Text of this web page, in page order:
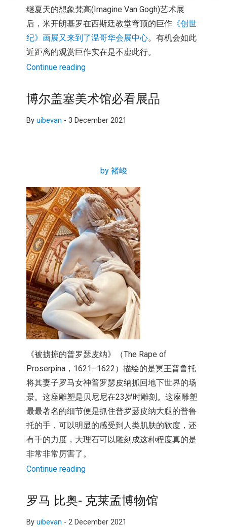
继夏天的想象梵高(Imagine Van Gogh)艺术展
后，米开朗基罗在西斯廷教堂穹顶的巨作《创世
纪》画展又来到了温哥华会展中心。有机会如此
近距离的观赏巨作实在是不虚此行。
Continue reading
博尔盖塞美术馆必看展品
By uibevan - 3 December 2021
by 褚峻
《被掳掠的普罗瑟皮纳》（The Rape of
Proserpina，1621–1622） 描绘的是冥王普鲁托
将其妻子罗马女神普罗瑟皮纳抓回地下世界的场
景。这座雕塑是贝尼尼在23岁时雕刻。 这座雕塑
最最著名的细节便是抓住普罗瑟皮纳大腿的普鲁
托的手， 可以明显的感受到人类肌肤的软度，还
有手的力度， 大理石可以雕刻成这种程度真的是
非常非常厉害了。
Continue reading
罗马 比奥- 克莱孟博物馆
By uibevan - 2 December 2021